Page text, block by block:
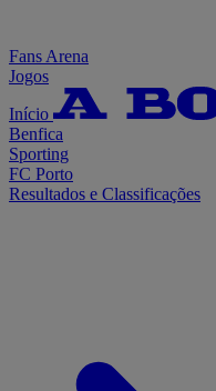
Fans Arena
Jogos
Início
Benfica
Sporting
FC Porto
Resultados e Classificações